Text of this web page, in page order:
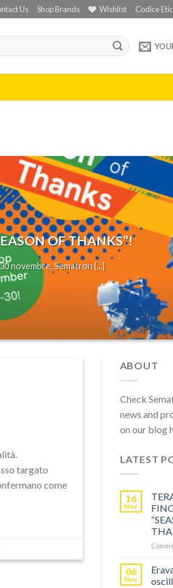
Us Shop Brands Wishlist Codice
OF THANKS”!
novembre, Sematron [...]
targato
come
ABOUT
Check
news and
on our blog
LATEST
16
Nov
06
Nov